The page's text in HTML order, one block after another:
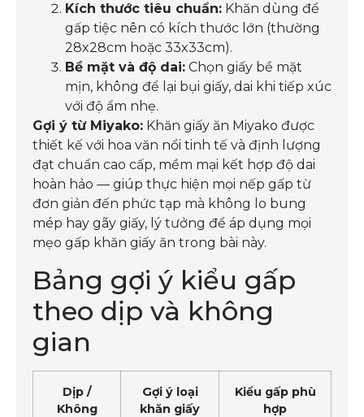
Kích thước tiêu chuẩn: Khăn dùng để
gấp tiệc nên có kích thước lớn (thường
28x28cm hoặc 33x33cm).
Bề mặt và độ dai: Chọn giấy bề mặt
mịn, không để lại bụi giấy, dai khi tiếp xúc
với độ ẩm nhẹ.
Gợi ý từ Miyako: Khăn giấy ăn Miyako được
thiết kế với hoa văn nổi tinh tế và định lượng
đạt chuẩn cao cấp, mềm mại kết hợp độ dai
hoàn hảo — giúp thực hiện mọi nếp gấp từ
đơn giản đến phức tạp mà không lo bung
mép hay gãy giấy, lý tưởng để áp dụng mọi
mẹo gấp khăn giấy ăn trong bài này.
Bảng gợi ý kiểu gấp
theo dịp và không
gian
Dịp /
Không
Gợi ý loại
khăn giấy
Kiểu gấp phù
hợp